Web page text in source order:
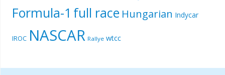
Formula-1 full race Hungarian Indycar
IROC NASCAR Rallye wtcc